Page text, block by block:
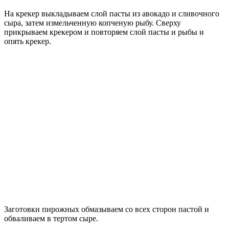
На крекер выкладываем слой пасты из авокадо и сливочного
сыра, затем измельченную копченую рыбу. Сверху
прикрываем крекером и повторяем слой пасты и рыбы и
опять крекер.
Заготовки пирожных обмазываем со всех сторон пастой и
обваливаем в тертом сыре.